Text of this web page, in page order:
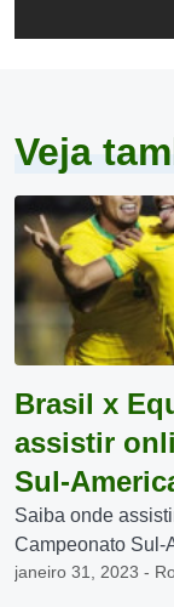
Veja
Brasil x
assistir
Sul-
Saiba onde
Campeonato Sul-
janeiro 31, 2023 -